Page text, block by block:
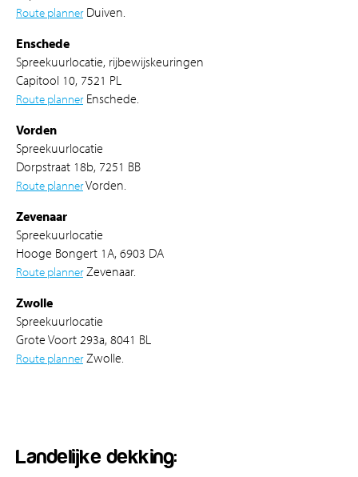
Route plannerDuiven.
Enschede
Spreekuurlocatie, rijbewijskeuringen
Capitool 10, 7521 PL
Route plannerEnschede.
Vorden
Spreekuurlocatie
Dorpstraat 18b, 7251 BB
Route plannerVorden.
Zevenaar
Spreekuurlocatie
Hooge Bongert 1A, 6903 DA
Route plannerZevenaar.
Zwolle
Spreekuurlocatie
Grote Voort 293a, 8041 BL
Route plannerZwolle.
Landelijke dekking: